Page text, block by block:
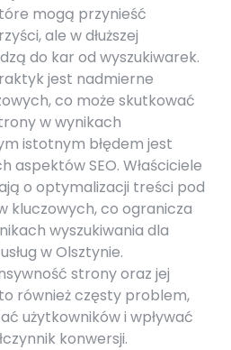
mogą przynieść
ale w dłuższej
do kar od wyszukiwarek.
jest nadmierne
co może skutkować
w wynikach
istotnym błędem jest
aspektów SEO. Właściciele
o optymalizacji treści pod
kluczowych, co ogranicza
wyszukiwania dla
w Olsztynie.
strony oraz jej
również częsty problem,
użytkowników i wpływać
konwersji.